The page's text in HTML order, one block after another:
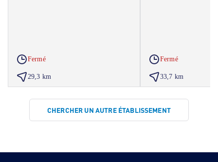
Fermé
29,3 km
Fermé
33,7 km
CHERCHER UN AUTRE ÉTABLISSEMENT